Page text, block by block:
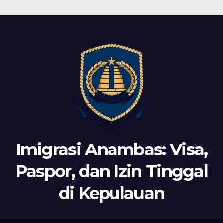
Imigrasi Anambas: Visa,
Paspor, dan Izin Tinggal
di Kepulauan